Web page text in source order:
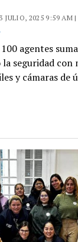
JULIO, 2025 9:59 AM
agentes
seguridad con
y cámaras de